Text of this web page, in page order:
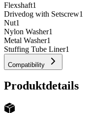
Flexshaft1
Drivedog with Setscrew1
Nut1
Nylon Washer1
Metal Washer1
Stuffing Tube Liner1
Compatibility
Produktdetails